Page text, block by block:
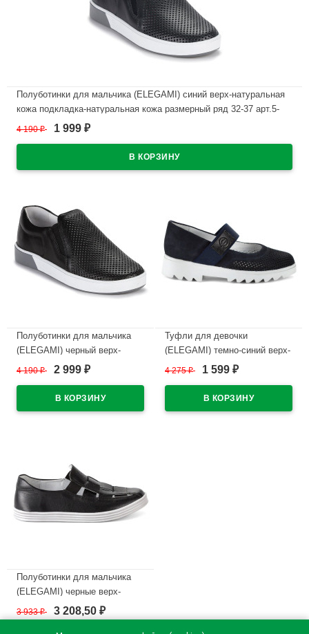
Полуботинки для мальчика (ELEGAMI) синий верх-натуральная
кожа подкладка-натуральная кожа размерный ряд 32-37 арт.5-
525742202
4 190₽ 1 999 ₽
Полуботинки для мальчика
(ELEGAMI) черный верх-
натуральная кожа подкладка-
ряд 32-37 арт.5-525742201
4 190₽ 2 999 ₽
Туфли для девочки
(ELEGAMI) темно-синий верх-
натуральный нубук
артикул 5-525682202
4 275₽ 1 599 ₽
Полуботинки для мальчика
(ELEGAMI) черные верх-
натуральная кожа подкладка-
натуральная кожа размерный
3 933₽ 3 208,50 ₽